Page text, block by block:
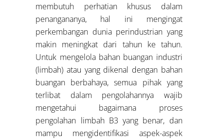
membutuh perhatian khusus dalam
penangananya, hal ini mengingat
perkembangan dunia perindustrian yang
makin meningkat dari tahun ke tahun.
Untuk mengelola bahan buangan industri
(limbah) atau yang dikenal dengan bahan
buangan berbahaya, semua pihak yang
terlibat dalam pengolahannya wajib
mengetahui bagaimana proses
pengolahan limbah B3 yang benar, dan
mampu mengidentifikasi aspek-aspek